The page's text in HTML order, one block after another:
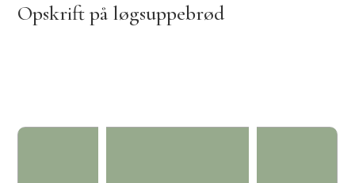
Opskrift på løgsuppebrød